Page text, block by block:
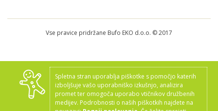
Vse pravice pridržane Bufo EKO d.o.o. © 2017
Spletna stran uporablja piškotke s pomočjo katerih
izboljšuje vašo uporabniško izkušnjo, analizira
promet ter omogoča uporabo vtičnikov družbenih
medijev. Podrobnosti o naših piškotkih najdete na